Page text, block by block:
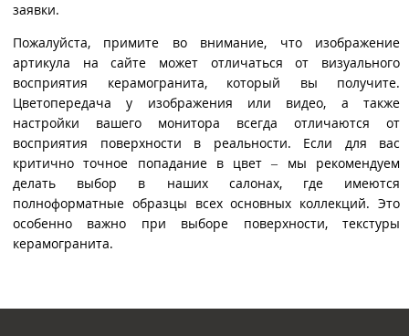
заявки.
Пожалуйста, примите во внимание, что изображение
артикула на сайте может отличаться от визуального
восприятия керамогранита, который вы получите.
Цветопередача у изображения или видео, а также
настройки вашего монитора всегда отличаются от
восприятия поверхности в реальности. Если для вас
критично точное попадание в цвет – мы рекомендуем
делать выбор в наших салонах, где имеются
полноформатные образцы всех основных коллекций. Это
особенно важно при выборе поверхности, текстуры
керамогранита.